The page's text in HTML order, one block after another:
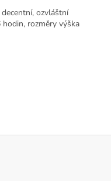
ozvláštní
rozměry výška